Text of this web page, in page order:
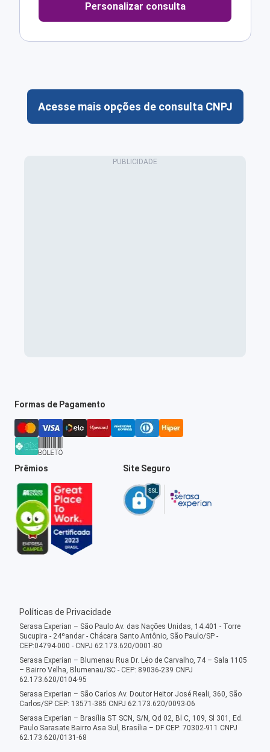
Personalizar consulta
Acesse mais opções de consulta CNPJ
Formas de Pagamento
Prêmios Site Seguro
Políticas de Privacidade
Serasa Experian – São Paulo Av. das Nações Unidas, 14.401 - Torre
Sucupira - 24ºandar - Chácara Santo Antônio, São Paulo/SP -
CEP:04794-000 - CNPJ 62.173.620/0001-80
Serasa Experian – Blumenau Rua Dr. Léo de Carvalho, 74 – Sala 1105
– Bairro Velha, Blumenau/SC - CEP: 89036-239 CNPJ
62.173.620/0104-95
Serasa Experian – São Carlos Av. Doutor Heitor José Reali, 360, São
Carlos/SP CEP: 13571-385 CNPJ 62.173.620/0093-06
Serasa Experian – Brasília ST SCN, S/N, Qd 02, Bl C, 109, Sl 301, Ed.
Paulo Sarasate Bairro Asa Sul, Brasília – DF CEP: 70302-911 CNPJ
62.173.620/0131-68